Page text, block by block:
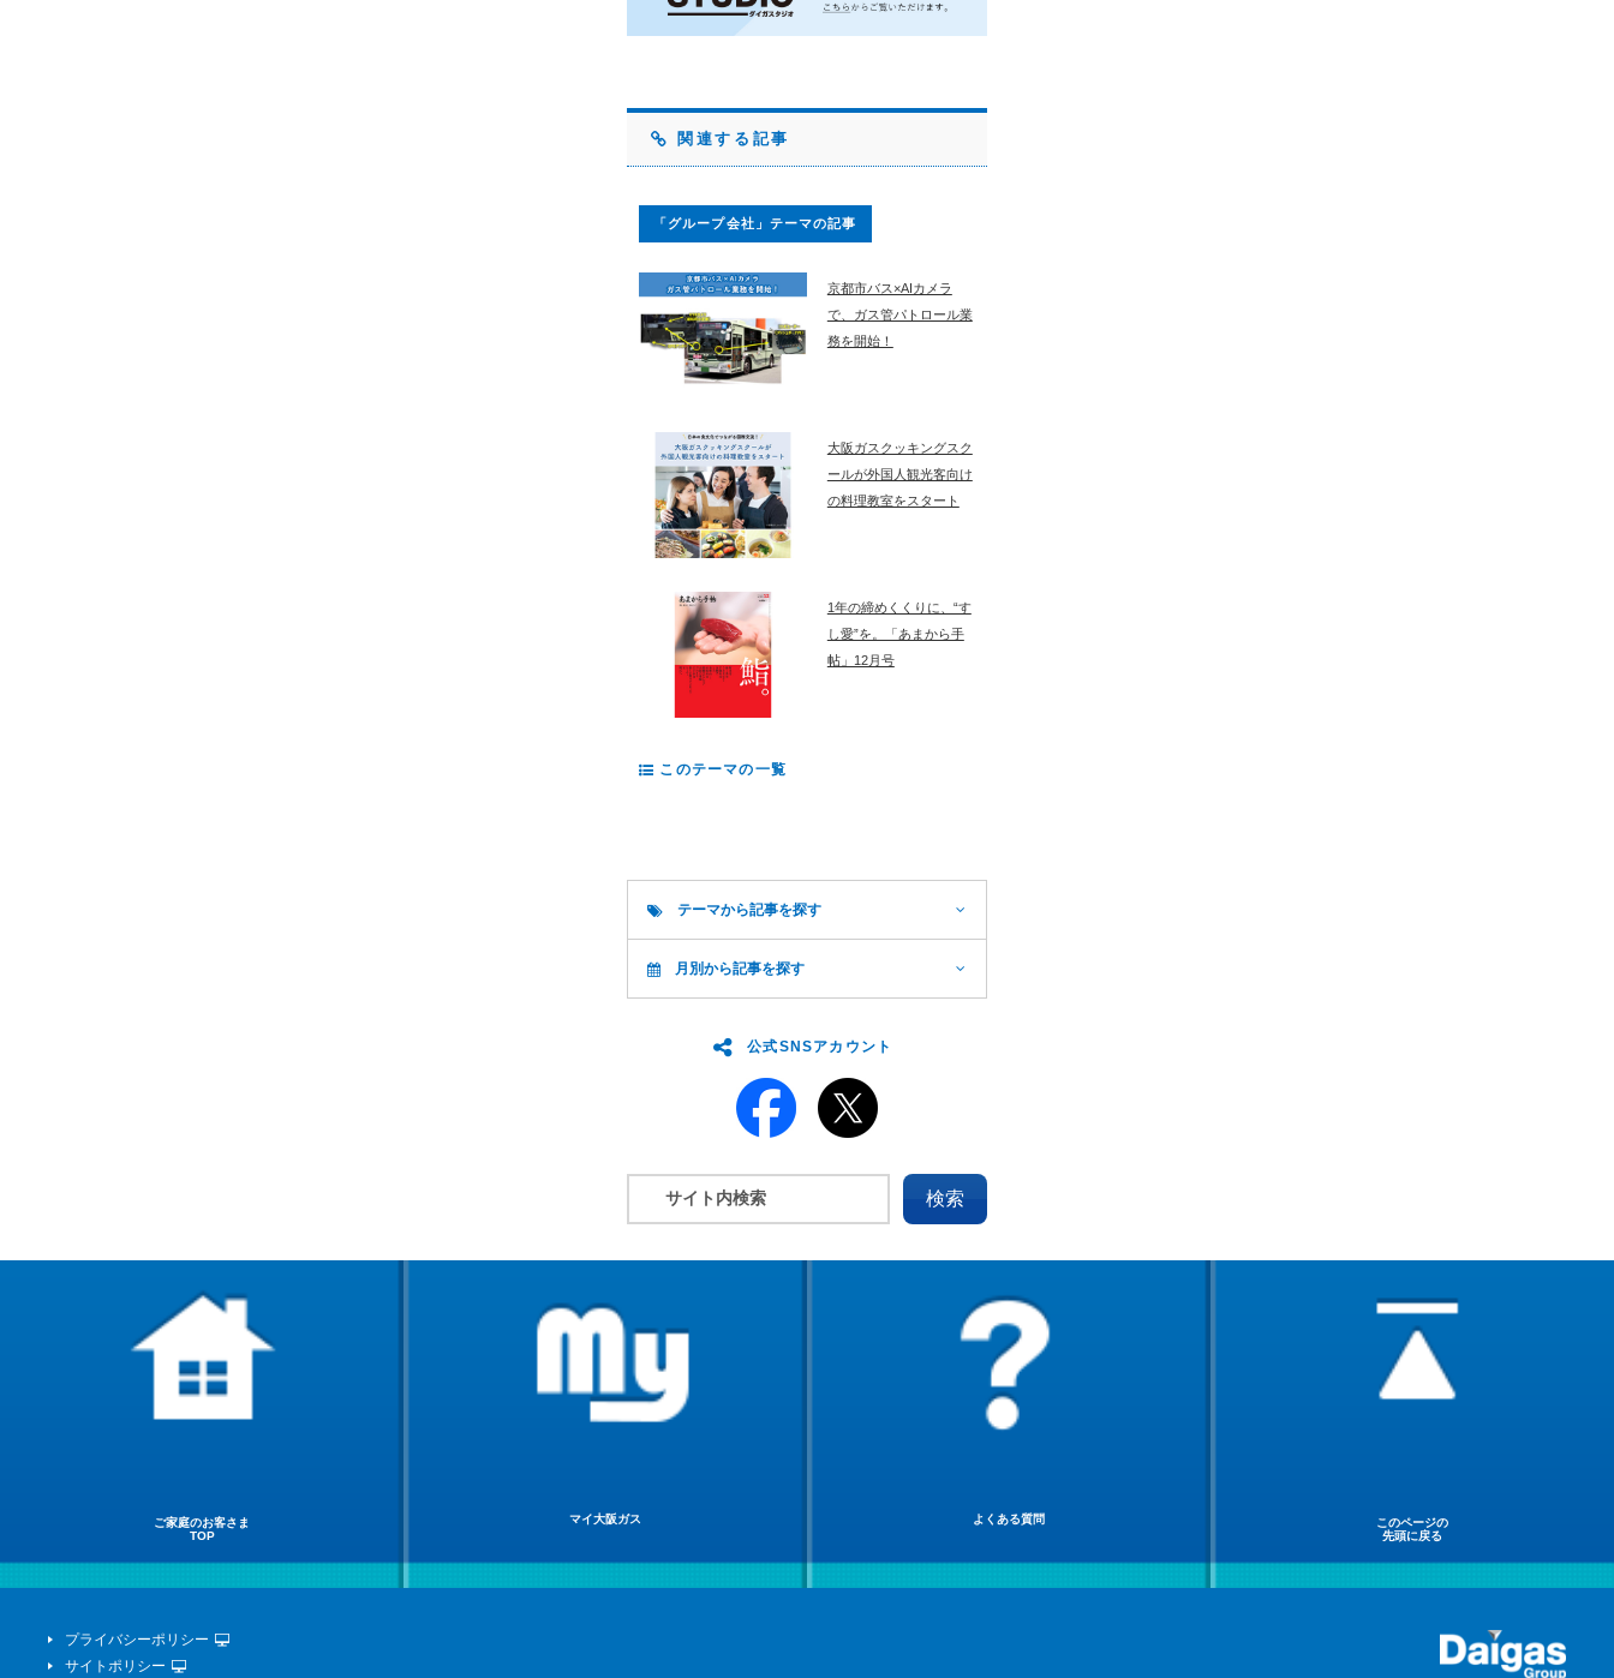
関連する記事
「グループ会社」テーマの記事
京都市バス×AIカメラ
で、ガス管パトロール業
務を開始！
大阪ガスクッキングスク
ールが外国人観光客向け
の料理教室をスタート
1年の締めくくりに、“す
し愛”を。「あまから手
帖」12月号
このテーマの一覧
テーマから記事を探す
月別から記事を探す
公式SNSアカウント
ご家庭のお客さま
TOP
マイ大阪ガス よくある質問
このページの
先頭に戻る
プライバシーポリシー
サイトポリシー